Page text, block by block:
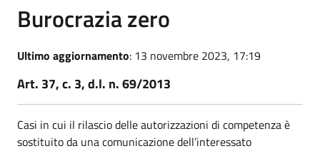
Burocrazia zero
Ultimo aggiornamento: 13 novembre 2023, 17:19
Art. 37, c. 3, d.l. n. 69/2013
Casi in cui il rilascio delle autorizzazioni di competenza è
sostituito da una comunicazione dell’interessato